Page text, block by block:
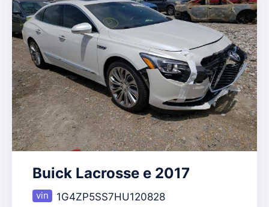
Buick Lacrosse e 2017
1G4ZP5SS7HU120828